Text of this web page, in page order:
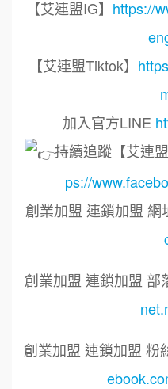
【艾連盟IG】 https://
【艾連盟Tiktok】
加入官方LINE
持續追蹤【艾連
ps://
創業加盟 連鎖加盟 網
創業加盟 連鎖加盟
創業加盟 連鎖加盟 粉